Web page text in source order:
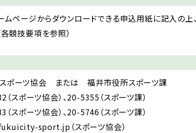
ページからダウンロードできる申込用紙に記入の
競技要項を参照）
スポーツ協会 または 福井市役所スポーツ課
（スポーツ協会）、20-5355（スポーツ課）
（スポーツ協会）、20-5746（スポーツ課）
sport.jp（スポーツ協会）